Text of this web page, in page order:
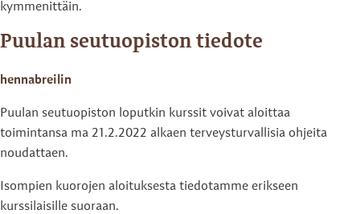
kymmenittäin.
Puulan seutuopiston tiedote
hennabreilin
Puulan seutuopiston loputkin kurssit voivat aloittaa
toimintansa ma 21.2.2022 alkaen terveysturvallisia ohjeita
noudattaen.
Isompien kuorojen aloituksesta tiedotamme erikseen
kurssilaisille suoraan.